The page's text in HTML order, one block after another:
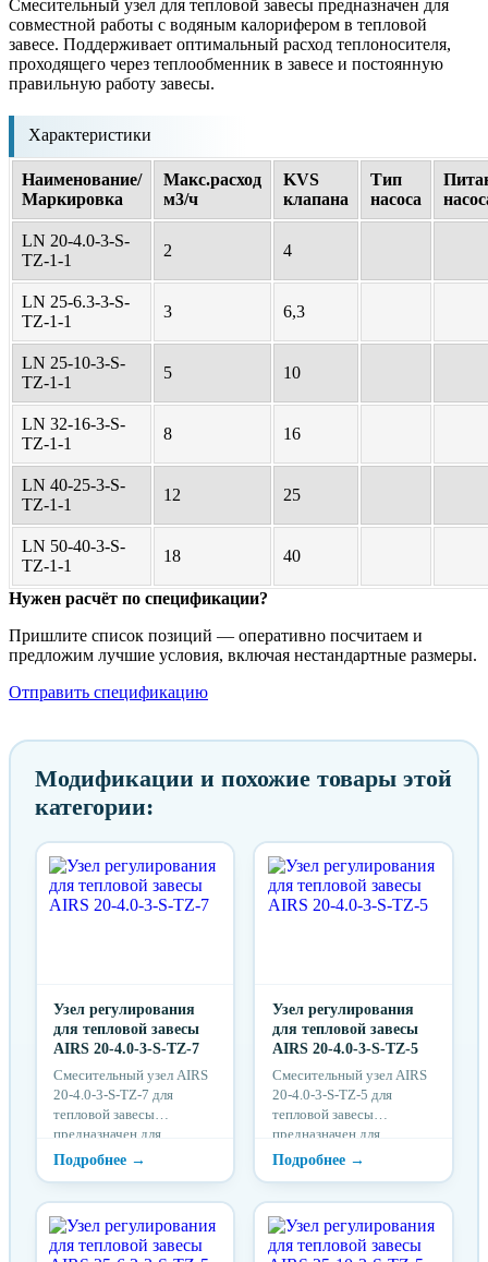
Cмесительный узел для тепловой завесы предназначен для
совместной работы с водяным калорифером в тепловой
завесе. Поддерживает оптимальный расход теплоносителя,
проходящего через теплообменник в завесе и постоянную
правильную работу завесы.
Характеристики
Наименование/
Маркировка
Макс.расход
м3/ч
KVS
клапана
Тип
насоса
LN 20-4.0-3-S-
TZ-1-1
2 4
LN 25-6.3-3-S-
TZ-1-1
3 6,3
LN 25-10-3-S-
TZ-1-1
5 10
LN 32-16-3-S-
TZ-1-1
8 16
LN 40-25-3-S-
TZ-1-1
12 25
LN 50-40-3-S-
TZ-1-1
18 40
Нужен расчёт по спецификации?
Пришлите список позиций — оперативно посчитаем и
предложим лучшие условия, включая нестандартные размеры.
Отправить спецификацию
Модификации и похожие товары этой
категории:
Узел регулирования
для тепловой завесы
AIRS 20-4.0-3-S-TZ-7
Cмесительный узел AIRS
20-4.0-3-S-TZ-7 для
тепловой завесы
предназначен для
совместной работы с
водяным калорифером в
Узел регулирования
для тепловой завесы
AIRS 20-4.0-3-S-TZ-5
Cмесительный узел AIRS
20-4.0-3-S-TZ-5 для
тепловой завесы
предназначен для
совместной работы с
водяным калорифером в